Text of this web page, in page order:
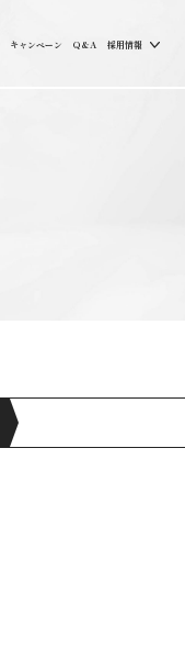
キャンペーン Q&A 採用情報